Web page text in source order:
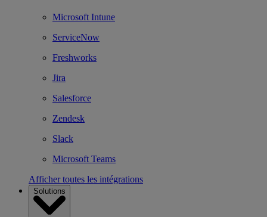
Microsoft Intune
ServiceNow
Freshworks
Jira
Salesforce
Zendesk
Slack
Microsoft Teams
Afficher toutes les intégrations
Solutions